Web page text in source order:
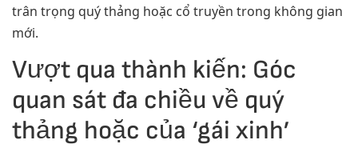
trân trọng quý thảng hoặc cổ truyền trong không gian
mới.
Vượt qua thành kiến: Góc
quan sát đa chiều về quý
thảng hoặc của ‘gái xinh’